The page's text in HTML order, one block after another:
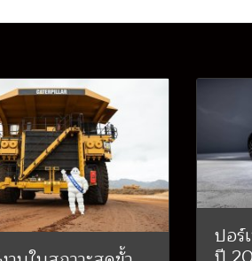
ปอร์